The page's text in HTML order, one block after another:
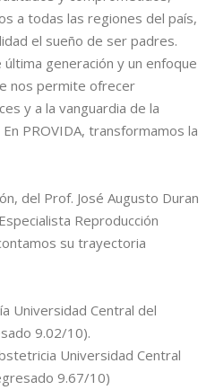
a todas las regiones del país,
el sueño de ser padres.
generación y un enfoque
nos permite ofrecer
y a la vanguardia de la
PROVIDA, transformamos la
del Prof. José Augusto Duran
Reproducción
su trayectoria
Universidad Central del
9.02/10).
Universidad Central
9.67/10)